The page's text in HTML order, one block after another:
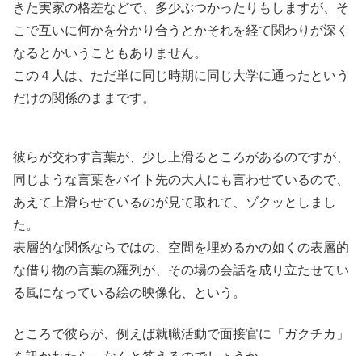
きた実家の格差などで、多少ぶつかったりもしますが、そ
こで互いに何かを分かり合うとかそれを経て関わりが深く
なるとかいうこともありません。
この４人は、ただ単に同じ時期に同じ大学に通ったという
だけの関係のままです。
彼らが交わす言葉が、少し上滑るところがあるのですが、
同じような言葉をバイト先の大人にも言わせているので、
あえて上滑らせているのが見て取れて、ゾクッとしまし
た。
表層的な関係ならではの、空間を埋めるかの如くの表層的
な借り物の言葉の羅列が、その場の会話を成り立たせてい
る風になっている絵の映像化、という。
ところで彼らが、例えば就職活動で面接官に「ガクチカ」